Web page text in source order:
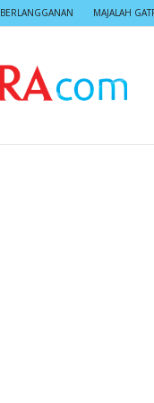
BERLANGGANAN MAJALAH